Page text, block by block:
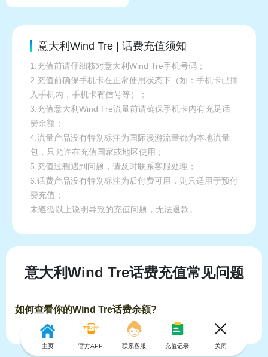
意大利Wind Tre | 话费充值须知
1.充值前请仔细核对意大利Wind Tre手机号码；
2.充值前确保手机卡在正常使用状态下（如：手机卡已插
入手机内，手机卡有信号等）；
3.充值意大利Wind Tre流量前请确保手机卡内有充足话
费余额；
4.流量产品没有特别标注为国际漫游流量都为本地流量
包，只允许在充值国家或地区使用；
5.充值过程遇到问题，请及时联系客服处理；
6.话费产品没有特别标注为后付费可用，则只适用于预付
费充值；
未遵循以上说明导致的充值问题，无法退款。
意大利Wind Tre话费充值常见问题
如何查看你的Wind Tre话费余额?
主页 官方APP 联系客服 充值记录 关闭